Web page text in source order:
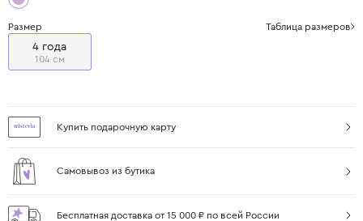
Размер Таблица размеров
4 года
104 см
Купить подарочную карту
Самовывоз из бутика
Бесплатная доставка от 15 000 ₽ по всей России